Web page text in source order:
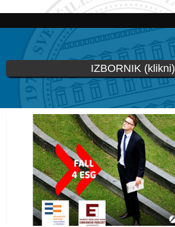
Skoči
glavni
sadržaj
IZBORNIK (klikni)
Vi ste ovdje